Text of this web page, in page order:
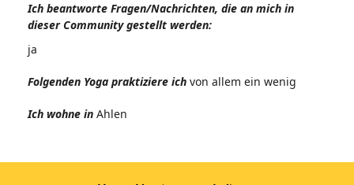
Ich beantworte Fragen/Nachrichten, die an mich in
dieser Community gestellt werden:
ja
Folgenden Yoga praktiziere ich von allem ein wenig
Ich wohne in Ahlen